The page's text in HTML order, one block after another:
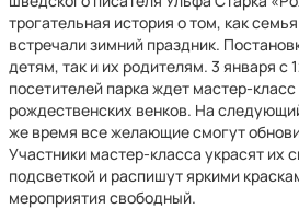
трогательная история о том, как
встречали зимний праздник.
детям, так и их родителям. 3 января с
посетителей парка ждет мастер-
рождественских венков. На
же время все желающие смогут
Участники мастер-класса украсят их
подсветкой и распишут яркими
мероприятия свободный.